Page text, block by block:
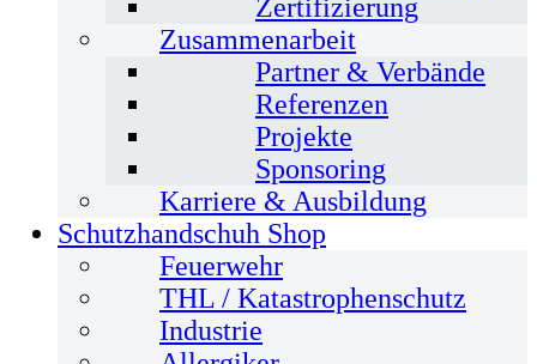
Zertifizierung
Zusammenarbeit
Partner & Verbände
Referenzen
Projekte
Sponsoring
Karriere & Ausbildung
Schutzhandschuh Shop
Feuerwehr
THL / Katastrophenschutz
Industrie